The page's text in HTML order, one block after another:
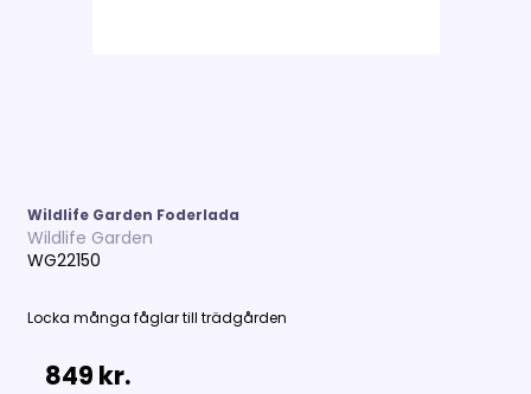
Wildlife Garden Foderlada
Wildlife Garden
WG22150
Locka många fåglar till trädgården
849 kr.